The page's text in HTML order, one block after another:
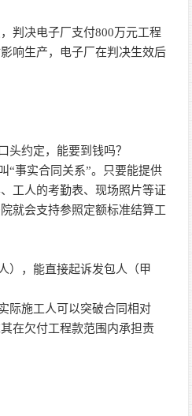
判决电子厂支付800万元工程
响生产，电子厂在判决生效后
头约定，能要到钱吗？
“事实合同关系”。只要能提供
工人的考勤表、现场照片等证
就会支持参照定额标准结算工
），能直接起诉发包人（甲
际施工人可以突破合同相对
在欠付工程款范围内承担责